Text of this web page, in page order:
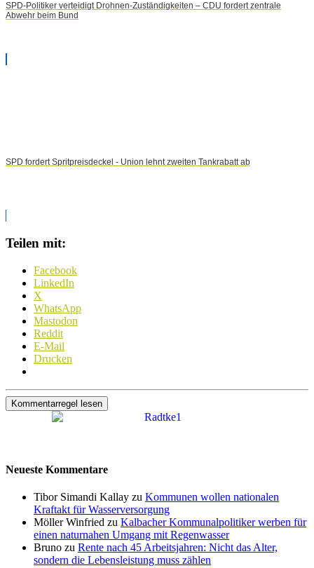
SPD-Politiker verteidigt Drohnen-Zuständigkeiten – CDU fordert zentrale
Abwehr beim Bund
SPD fordert Spritpreisdeckel - Union lehnt zweiten Tankrabatt ab
Teilen mit:
Facebook
LinkedIn
X
WhatsApp
Mastodon
Reddit
E-Mail
Drucken
Kommentarregel lesen
Neueste Kommentare
Tibor Simandi Kallay zu Kommunen wollen nationalen
Kraftakt für Wasserversorgung
Möller Winfried zu Kalbacher Kommunalpolitiker werben für
einen naturnahen Umgang mit Regenwasser
Bruno zu Rente nach 45 Arbeitsjahren: Nicht das Alter,
sondern die Lebensleistung muss zählen